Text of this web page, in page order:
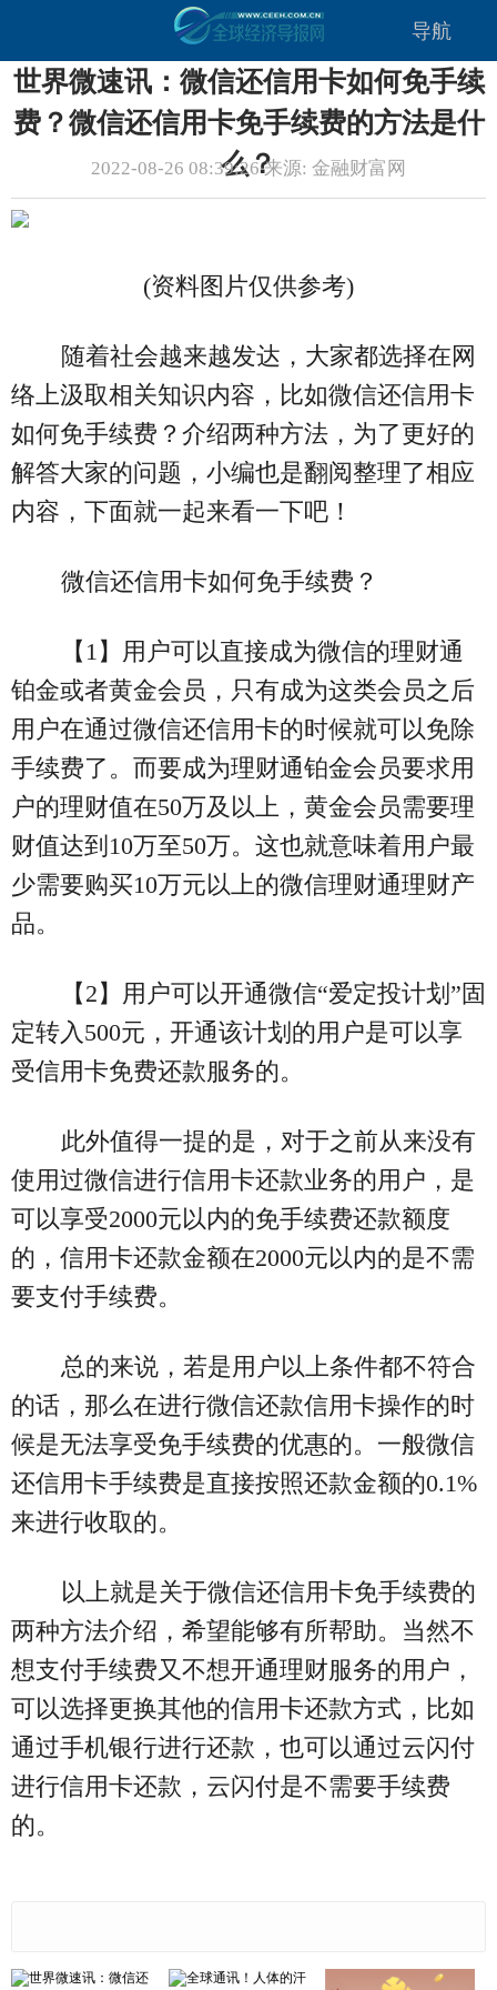
导航
世界微速讯：微信还信用卡如何免手续
费？微信还信用卡免手续费的方法是什
么？
2022-08-26 08:39:26 来源: 金融财富网
(资料图片仅供参考)
随着社会越来越发达，大家都选择在网
络上汲取相关知识内容，比如微信还信用卡
如何免手续费？介绍两种方法，为了更好的
解答大家的问题，小编也是翻阅整理了相应
内容，下面就一起来看一下吧！
微信还信用卡如何免手续费？
【1】用户可以直接成为微信的理财通
铂金或者黄金会员，只有成为这类会员之后
用户在通过微信还信用卡的时候就可以免除
手续费了。而要成为理财通铂金会员要求用
户的理财值在50万及以上，黄金会员需要理
财值达到10万至50万。这也就意味着用户最
少需要购买10万元以上的微信理财通理财产
品。
【2】用户可以开通微信“爱定投计划”固
定转入500元，开通该计划的用户是可以享
受信用卡免费还款服务的。
此外值得一提的是，对于之前从来没有
使用过微信进行信用卡还款业务的用户，是
可以享受2000元以内的免手续费还款额度
的，信用卡还款金额在2000元以内的是不需
要支付手续费。
总的来说，若是用户以上条件都不符合
的话，那么在进行微信还款信用卡操作的时
候是无法享受免手续费的优惠的。一般微信
还信用卡手续费是直接按照还款金额的0.1%
来进行收取的。
以上就是关于微信还信用卡免手续费的
两种方法介绍，希望能够有所帮助。当然不
想支付手续费又不想开通理财服务的用户，
可以选择更换其他的信用卡还款方式，比如
通过手机银行进行还款，也可以通过云闪付
进行信用卡还款，云闪付是不需要手续费
的。